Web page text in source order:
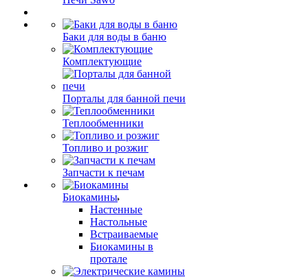
Баки для воды в баню
Комплектующие
Порталы для банной печи
Теплообменники
Топливо и розжиг
Запчасти к печам
Биокамины
Настенные
Настольные
Встраиваемые
Биокамины в
протале